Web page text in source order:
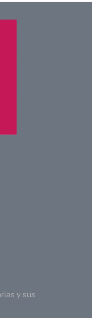
y sus